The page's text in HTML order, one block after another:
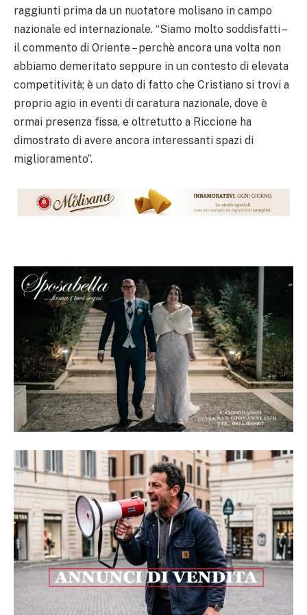
raggiunti prima da un nuotatore molisano in campo
nazionale ed internazionale. “Siamo molto soddisfatti –
il commento di Oriente – perchè ancora una volta non
abbiamo demeritato seppure in un contesto di elevata
competitività; è un dato di fatto che Cristiano si trovi a
proprio agio in eventi di caratura nazionale, dove è
ormai presenza fissa, e oltretutto a Riccione ha
dimostrato di avere ancora interessanti spazi di
miglioramento”.